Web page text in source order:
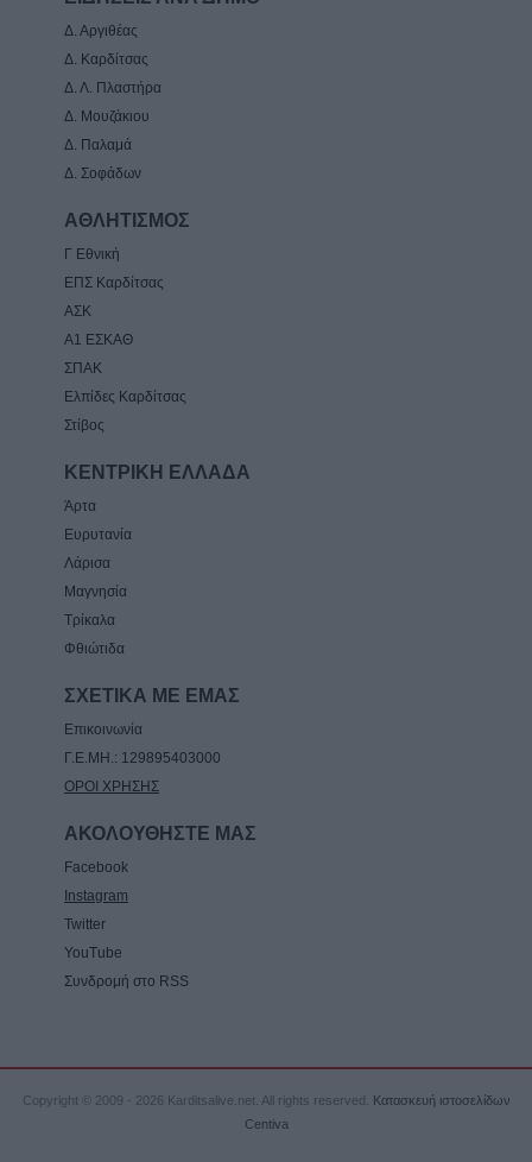
Δ. Αργιθέας
Δ. Καρδίτσας
Δ. Λ. Πλαστήρα
Δ. Μουζάκιου
Δ. Παλαμά
Δ. Σοφάδων
ΑΘΛΗΤΙΣΜΟΣ
Γ Εθνική
ΕΠΣ Καρδίτσας
ΑΣΚ
Α1 ΕΣΚΑΘ
ΣΠΑΚ
Ελπίδες Καρδίτσας
Στίβος
ΚΕΝΤΡΙΚΗ ΕΛΛΑΔΑ
Άρτα
Ευρυτανία
Λάρισα
Μαγνησία
Τρίκαλα
Φθιώτιδα
ΣΧΕΤΙΚΑ ΜΕ ΕΜΑΣ
Επικοινωνία
Γ.Ε.ΜΗ.: 129895403000
ΟΡΟΙ ΧΡΗΣΗΣ
ΑΚΟΛΟΥΘΗΣΤΕ ΜΑΣ
Facebook
Instagram
Twitter
YouTube
Συνδρομή στο RSS
Copyright © 2009 - 2026 Karditsalive.net. All rights reserved. Κατασκευή ιστοσελίδων
Centiva